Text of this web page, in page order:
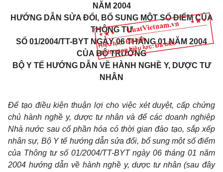
Hiệu lực: Đã biết
Tình trạng hiệu lực: Đã biết
NĂM 2004
HƯỚNG DẪN SỬA ĐỔI, BỔ SUNG MỘT SỐ ĐIỂM CỦA
THÔNG TƯ
SỐ 01/2004/TT-BYT NGÀY 06 THÁNG 01 NĂM 2004
CỦA BỘ TRƯỞNG
BỘ Y TẾ HƯỚNG DẪN VỀ HÀNH NGHỀ Y, DƯỢC TƯ
NHÂN
Để tạo điều kiện thuận lợi cho việc xét duyệt, cấp chứng
chủ hành nghề y, dược tư nhân và để các doanh nghiệp
Nhà nước sau cổ phần hóa có thời gian đào tạo, sắp xếp
nhân sự, Bộ Y tế hướng dẫn sửa đổi, bổ sung một số điểm
của Thông tư số 01/2004/TT-BYT ngày 06 tháng 01 năm
2004 hướng dẫn về hành nghề y, dược tư nhân (sau đây